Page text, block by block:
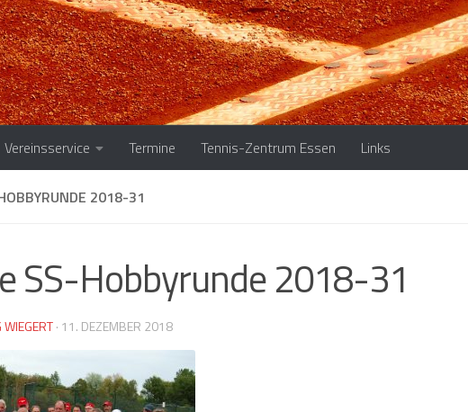
Vereinsservice Termine Tennis-Zentrum Essen Links
2018-31
SS-Hobbyrunde 2018-31
· 11. DEZEMBER 2018